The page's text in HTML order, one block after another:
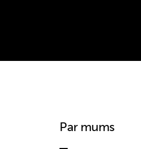
Par mums